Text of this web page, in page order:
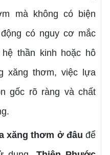
mà không có biện
có nguy cơ mắc
thần kinh hoặc hô
xăng thơm, việc lựa
gốc rõ ràng và chất
xăng thơm ở đâu để